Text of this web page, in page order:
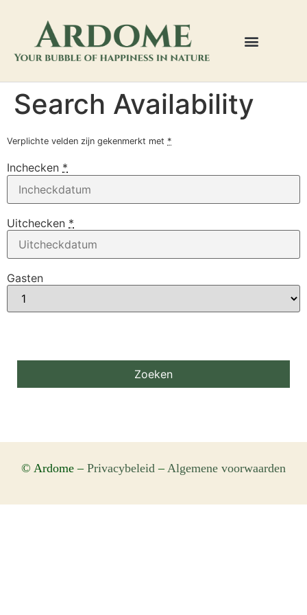
Search Availability
Verplichte velden zijn gekenmerkt met *
Inchecken *
Uitchecken *
Gasten
© Ardome – Privacybeleid –Algemene voorwaarden